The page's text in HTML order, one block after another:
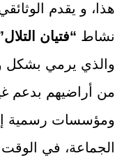
هذا، و يقدم
نشاط “فتيان
والذي يرمي بشكل
من أراضيهم بدعم
ومؤسسات رسمية
الجماعة، في